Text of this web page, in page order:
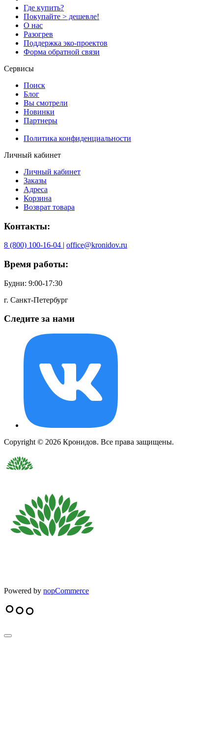
Где купить?
Покупайте > дешевле!
О нас
Разогрев
Поддержка эко-проектов
Форма обратной связи
Сервисы
Поиск
Блог
Вы смотрели
Новинки
Партнеры
Политика конфиденциальности
Личный кабинет
Личный кабинет
Заказы
Адреса
Корзина
Возврат товара
Контакты:
8 (800) 100-16-04 | office@kronidov.ru
Время работы:
Будни: 9:00-17:30
г. Санкт-Петербург
Следите за нами
Copyright © 2026 Кронидов. Все права защищены.
Powered by nopCommerce